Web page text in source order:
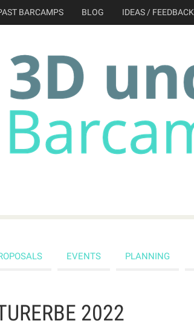
BARCAMPS BLOG IDEAS / FEEDBACK
EVENTS PLANNING
2022